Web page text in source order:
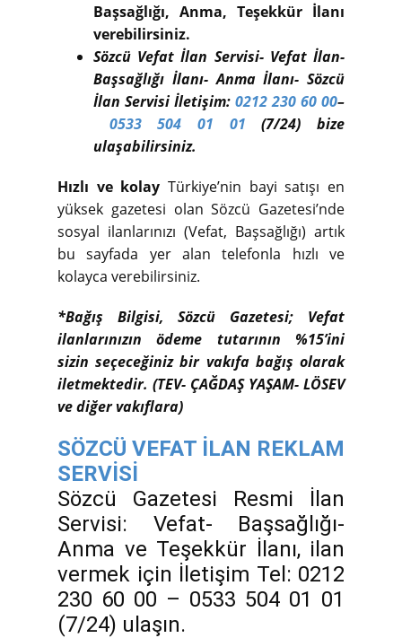
Başsağlığı, Anma, Teşekkür İlanı
verebilirsiniz.
Sözcü Vefat İlan Servisi- Vefat İlan-
Başsağlığı İlanı- Anma İlanı- Sözcü
İlan Servisi İletişim: 0212 230 60 00–
0533 504 01 01 (7/24) bize
ulaşabilirsiniz.
Hızlı ve kolay Türkiye’nin bayi satışı en
yüksek gazetesi olan Sözcü Gazetesi’nde
sosyal ilanlarınızı (Vefat, Başsağlığı) artık
bu sayfada yer alan telefonla hızlı ve
kolayca verebilirsiniz.
*Bağış Bilgisi, Sözcü Gazetesi; Vefat
ilanlarınızın ödeme tutarının %15’ini
sizin seçeceğiniz bir vakıfa bağış olarak
iletmektedir. (TEV- ÇAĞDAŞ YAŞAM- LÖSEV
ve diğer vakıflara)
SÖZCÜ VEFAT İLAN REKLAM
SERVİSİ
Sözcü Gazetesi Resmi İlan
Servisi: Vefat- Başsağlığı-
Anma ve Teşekkür İlanı, ilan
vermek için İletişim Tel: 0212
230 60 00 – 0533 504 01 01
(7/24) ulaşın.